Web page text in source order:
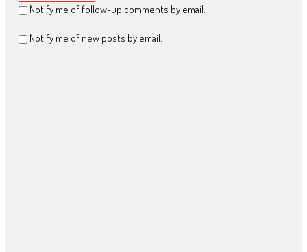
Notify me of follow-up comments by email.
Notify me of new posts by email.